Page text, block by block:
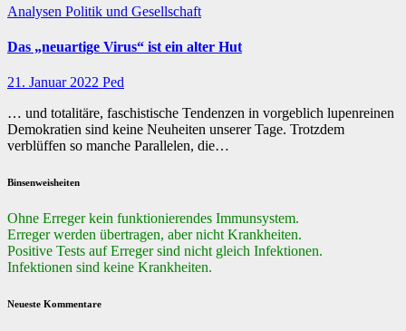
Analysen Politik und Gesellschaft
Das „neuartige Virus“ ist ein alter Hut
21. Januar 2022 Ped
… und totalitäre, faschistische Tendenzen in vorgeblich lupenreinen
Demokratien sind keine Neuheiten unserer Tage. Trotzdem
verblüffen so manche Parallelen, die…
Binsenweisheiten
Ohne Erreger kein funktionierendes Immunsystem.
Erreger werden übertragen, aber nicht Krankheiten.
Positive Tests auf Erreger sind nicht gleich Infektionen.
Infektionen sind keine Krankheiten.
Neueste Kommentare